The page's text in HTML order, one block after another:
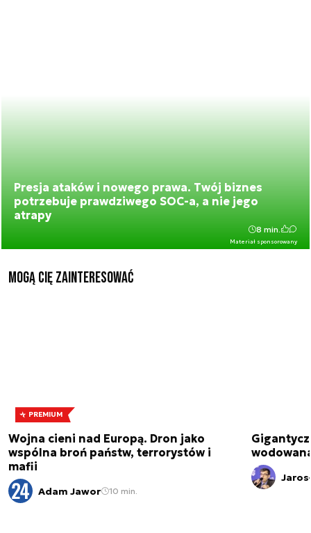
Presja ataków i nowego prawa. Twój biznes
potrzebuje prawdziwego SOC-a, a nie jego
atrapy
Materiał sponsorowany
8 min.
Mogą Cię zainteresować
PREMIUM
Wojna cieni nad Europą. Dron jako
wspólna broń państw, terrorystów i
mafii
Adam Jawor 10 min.